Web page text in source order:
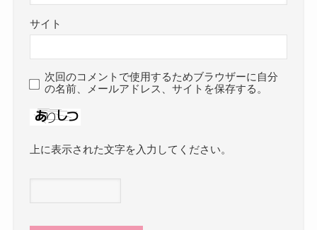
サイト
次回のコメントで使用するためブラウザーに自分
の名前、メールアドレス、サイトを保存する。
上に表示された文字を入力してください。